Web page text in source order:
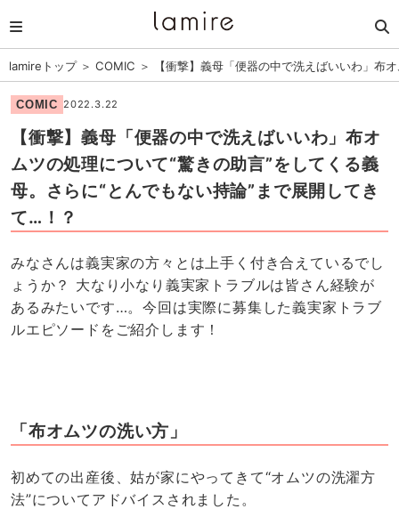
lamireトップ＞ COMIC ＞ 【衝撃】義母「便器の中で洗えばいいわ」布
COMIC 2022.3.22
【衝撃】義母「便器の中で洗えばいいわ」布オ
ムツの処理について“驚きの助言”をしてくる義
母。さらに“とんでもない持論”まで展開してき
て…！？
みなさんは義実家の方々とは上手く付き合えているでし
ょうか？ 大なり小なり義実家トラブルは皆さん経験が
あるみたいです…。今回は実際に募集した義実家トラブ
ルエピソードをご紹介します！
「布オムツの洗い方」
初めての出産後、姑が家にやってきて“オムツの洗濯方
法”についてアドバイスされました。